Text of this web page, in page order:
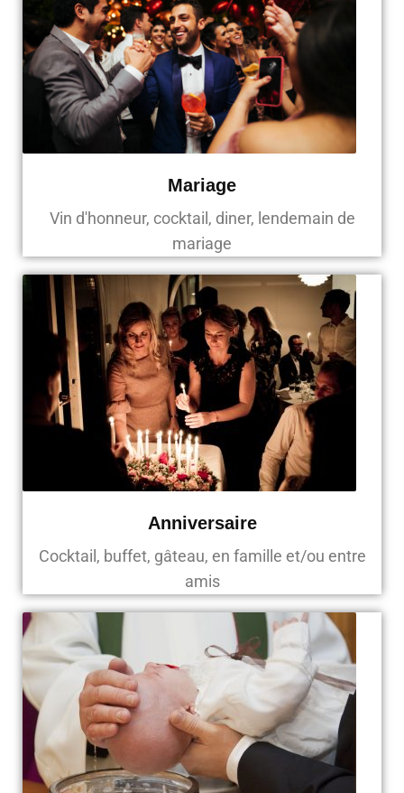
Mariage
Vin d'honneur, cocktail, diner, lendemain de
mariage
Anniversaire
Cocktail, buffet, gâteau, en famille et/ou entre
amis